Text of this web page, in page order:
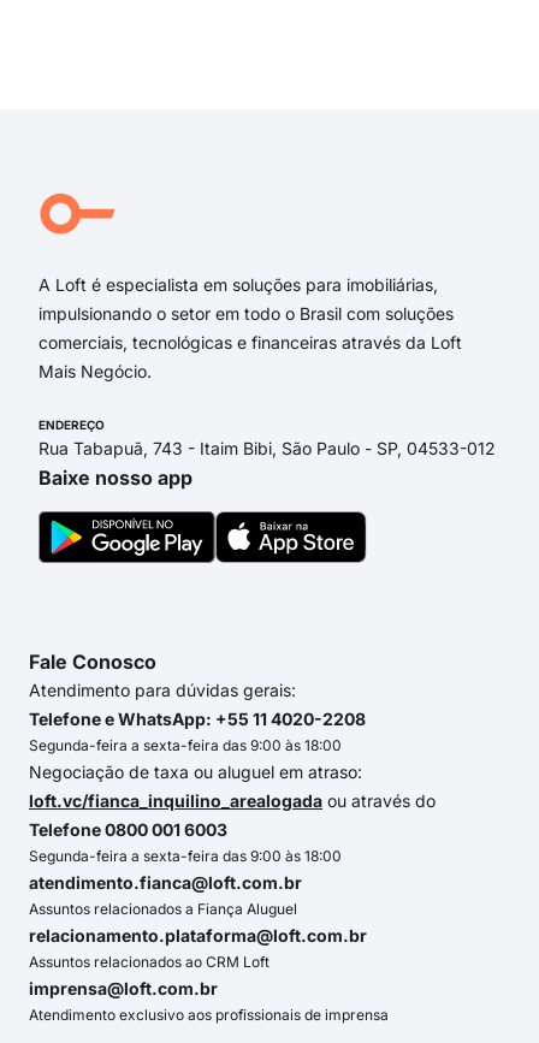
A Loft é especialista em soluções para imobiliárias,
impulsionando o setor em todo o Brasil com soluções
comerciais, tecnológicas e financeiras através da Loft
Mais Negócio.
ENDEREÇO
Rua Tabapuã, 743 - Itaim Bibi, São Paulo - SP, 04533-012
Baixe nosso app
Fale Conosco
Atendimento para dúvidas gerais:
Telefone e WhatsApp: +55 11 4020-2208
Segunda-feira a sexta-feira das 9:00 às 18:00
Negociação de taxa ou aluguel em atraso:
loft.vc/fianca_inquilino_arealogada ou através do
Telefone 0800 001 6003
Segunda-feira a sexta-feira das 9:00 às 18:00
atendimento.fianca@loft.com.br
Assuntos relacionados a Fiança Aluguel
relacionamento.plataforma@loft.com.br
Assuntos relacionados ao CRM Loft
imprensa@loft.com.br
Atendimento exclusivo aos profissionais de imprensa